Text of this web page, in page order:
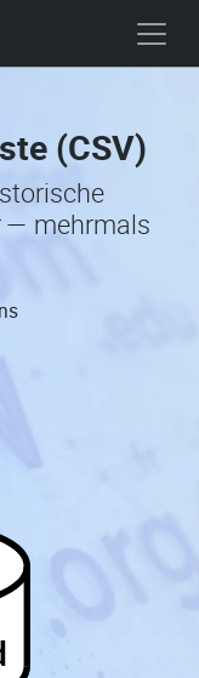
(CSV)
— mehrmals